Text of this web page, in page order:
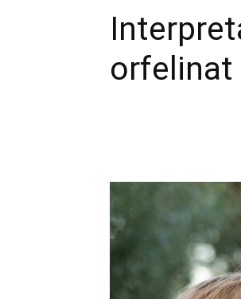
orfelinat